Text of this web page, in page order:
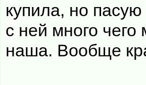
купила, но
с ней много
наша. Вообще